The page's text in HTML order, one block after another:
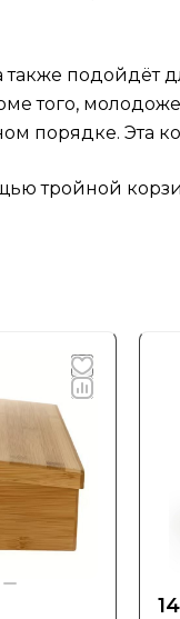
также
того,
порядке. Эта
тройной